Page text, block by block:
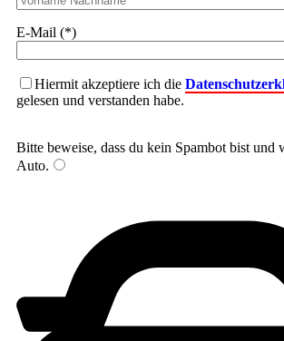
E-Mail (*)
Hiermit akzeptiere ich die
gelesen und verstanden habe.
Bitte beweise, dass du kein Spambot bist und
Auto.